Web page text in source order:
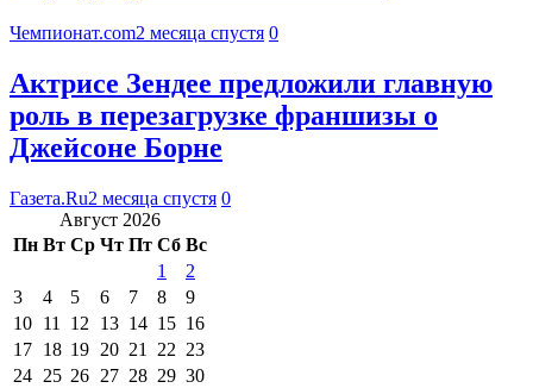
Чемпионат.com2 месяца спустя 0
Актрисе Зендее предложили главную
роль в перезагрузке франшизы о
Джейсоне Борне
Газета.Ru2 месяца спустя 0
Август 2026
Пн Вт Ср Чт Пт Сб Вс
1
2
3
4 5 6 7 8
9
10 11 12 13 14 15 16
17 18 19 20 21 22 23
24 25 26 27 28 29 30